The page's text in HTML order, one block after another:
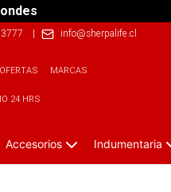
| info@sherpalife.cl
OFERTAS MARCAS
24 HRS
Accesorios Indumentaria